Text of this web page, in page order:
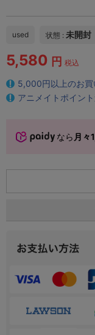
used 状態 : 未開封
5,580 円 税込
5,000円以上のお買
アニメイトポイン
なら 月々